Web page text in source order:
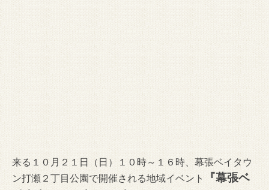
来る１０月２１日（日）１０時～１６時、幕張ベイタウ
ン打瀬２丁目公園で開催される地域イベント
『幕張ベ